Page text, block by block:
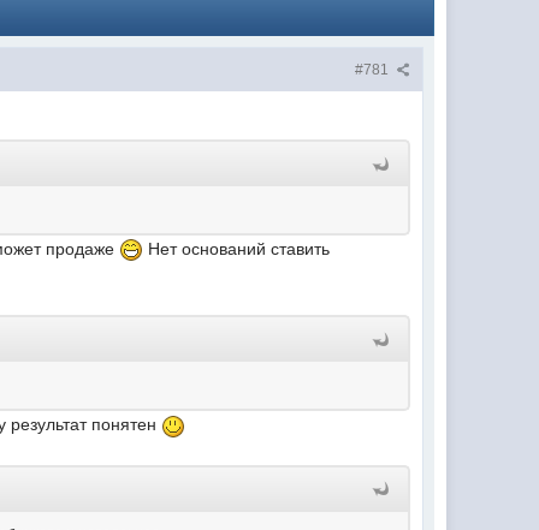
#781
продаже Нет оснований ставить
понятен